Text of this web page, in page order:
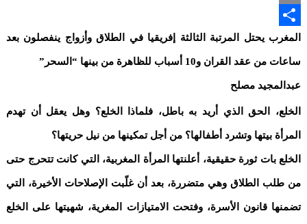
Email
Share
المغرب يحتل المرتبة الثالثة إفريقيا في الطلاق وأزواج ينفصلون بعد
ساعات من عقد القران و10 أسباب للظاهرة من بينها “السحر”
عبدالمجيد مصلح
الخلع، الحق الذي أريد به باطل، فلماذا الخلع؟ وهل يعقل أن تهدم
المرأة بيتها وتشرد أطفالها؟ من أجل تمكينها من نيل حريتها؟
الخلع بات ثورة حقيقية، أعلنتها المرأة المغربية، التي كانت تتحرج حتى
من طلب الطلاق وهي متضررة، بعد أن غلّبت الإصلاحات الأخيرة، التي
تضمنها قانون الأسرة، وفتحت الامتيازات المغرية، شهيتها على الخلع